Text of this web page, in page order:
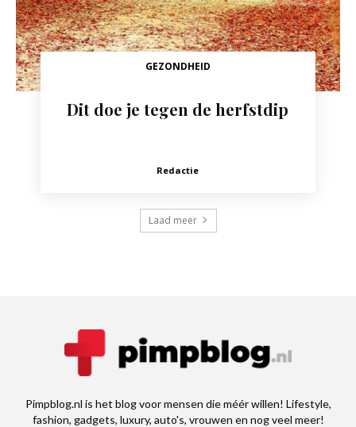
GEZONDHEID
Dit doe je tegen de herfstdip
Redactie
Laad meer
Pimpblog.nl is het blog voor mensen die méér willen! Lifestyle,
fashion, gadgets, luxury, auto's, vrouwen en nog veel meer!